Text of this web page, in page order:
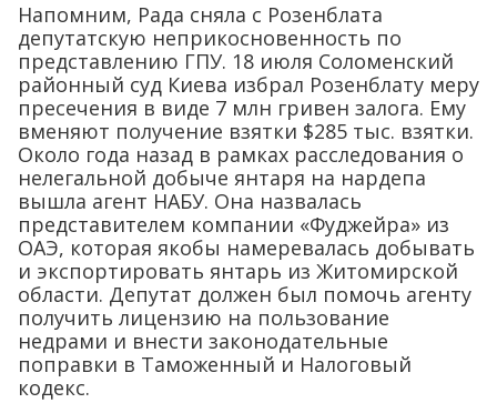
Напомним, Рада сняла с Розенблата
депутатскую неприкосновенность по
представлению ГПУ. 18 июля Соломенский
районный суд Киева избрал Розенблату меру
пресечения в виде 7 млн гривен залога. Ему
вменяют получение взятки $285 тыс. взятки.
Около года назад в рамках расследования о
нелегальной добыче янтаря на нардепа
вышла агент НАБУ. Она назвалась
представителем компании «Фуджейра» из
ОАЭ, которая якобы намеревалась добывать
и экспортировать янтарь из Житомирской
области. Депутат должен был помочь агенту
получить лицензию на пользование
недрами и внести законодательные
поправки в Таможенный и Налоговый
кодекс.